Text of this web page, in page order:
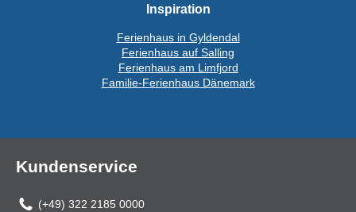
Inspiration
Ferienhaus in Gyldendal
Ferienhaus auf Salling
Ferienhaus am Limfjord
Familie-Ferienhaus Dänemark
Kundenservice
(+49) 322 2185 0000